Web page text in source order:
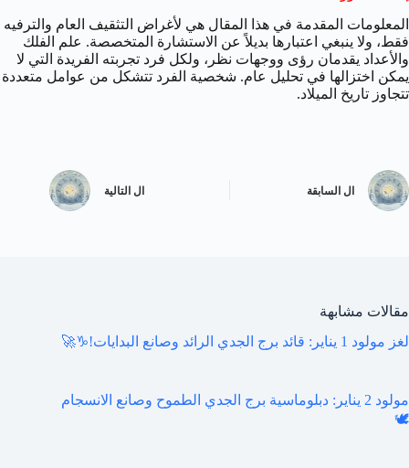
المعلومات المقدمة في هذا المقال هي لأغراض التثقيف العام والترفيه
فقط، ولا ينبغي اعتبارها بديلاً عن الاستشارة المتخصصة. علم الفلك
والأعداد يقدمان رؤى ووجهات نظر، ولكل فرد تجربته الفريدة التي لا
يمكن اختزالها في تحليل عام. شخصية الفرد تتشكل من عوامل متعددة
تتجاوز تاريخ الميلاد.
ال السابقة ال التالية
مقالات مشابهة
لغز مولود 1 يناير: قائد برج الجدي الرائد وصانع البدايات!♑️🚀
مولود 2 يناير: دبلوماسية برج الجدي الطموح وصانع الانسجام
🕊️